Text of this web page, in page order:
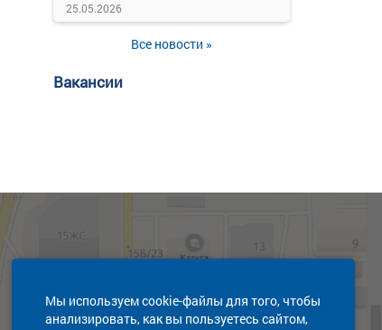
25.05.2026
Все новости »
Вакансии
Мы используем cookie-файлы для того, чтобы
анализировать, как вы пользуетесь сайтом,